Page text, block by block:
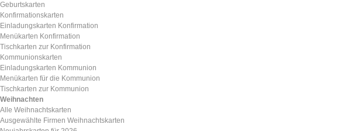
Geburtskarten
Konfirmationskarten
Einladungskarten Konfirmation
Menükarten Konfirmation
Tischkarten zur Konfirmation
Kommunionskarten
Einladungskarten Kommunion
Menükarten für die Kommunion
Tischkarten zur Kommunion
Weihnachten
Alle Weihnachtskarten
Ausgewählte Firmen Weihnachtskarten